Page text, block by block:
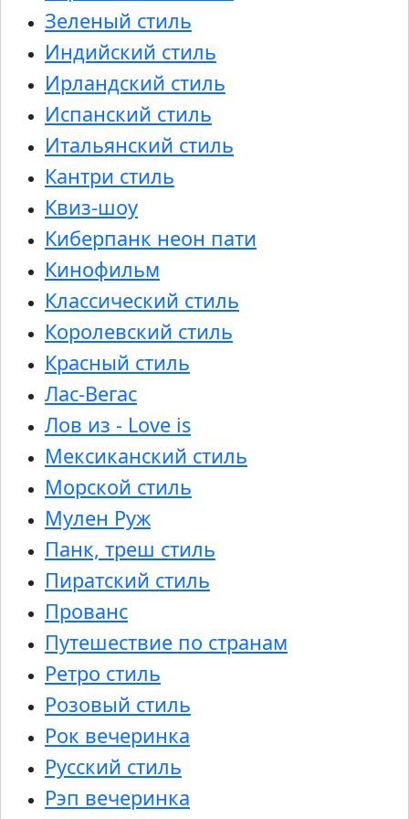
Зеленый стиль
Индийский стиль
Ирландский стиль
Испанский стиль
Итальянский стиль
Кантри стиль
Квиз-шоу
Киберпанк неон пати
Кинофильм
Классический стиль
Королевский стиль
Красный стиль
Лас-Вегас
Лов из - Love is
Мексиканский стиль
Морской стиль
Мулен Руж
Панк, треш стиль
Пиратский стиль
Прованс
Путешествие по странам
Ретро стиль
Розовый стиль
Рок вечеринка
Русский стиль
Рэп вечеринка